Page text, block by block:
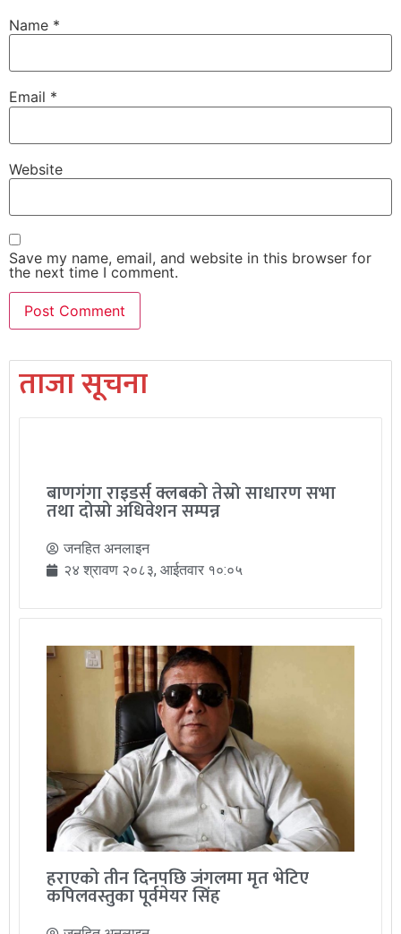
Name *
Email *
Website
Save my name, email, and website in this browser for
the next time I comment.
ताजा सूचना
बाणगंगा राइडर्स क्लबको तेस्रो साधारण सभा
तथा दोस्रो अधिवेशन सम्पन्न
जनहित अनलाइन
२४ श्रावण २०८३, आईतवार १०:०५
हराएको तीन दिनपछि जंगलमा मृत भेटिए
कपिलवस्तुका पूर्वमेयर सिंह